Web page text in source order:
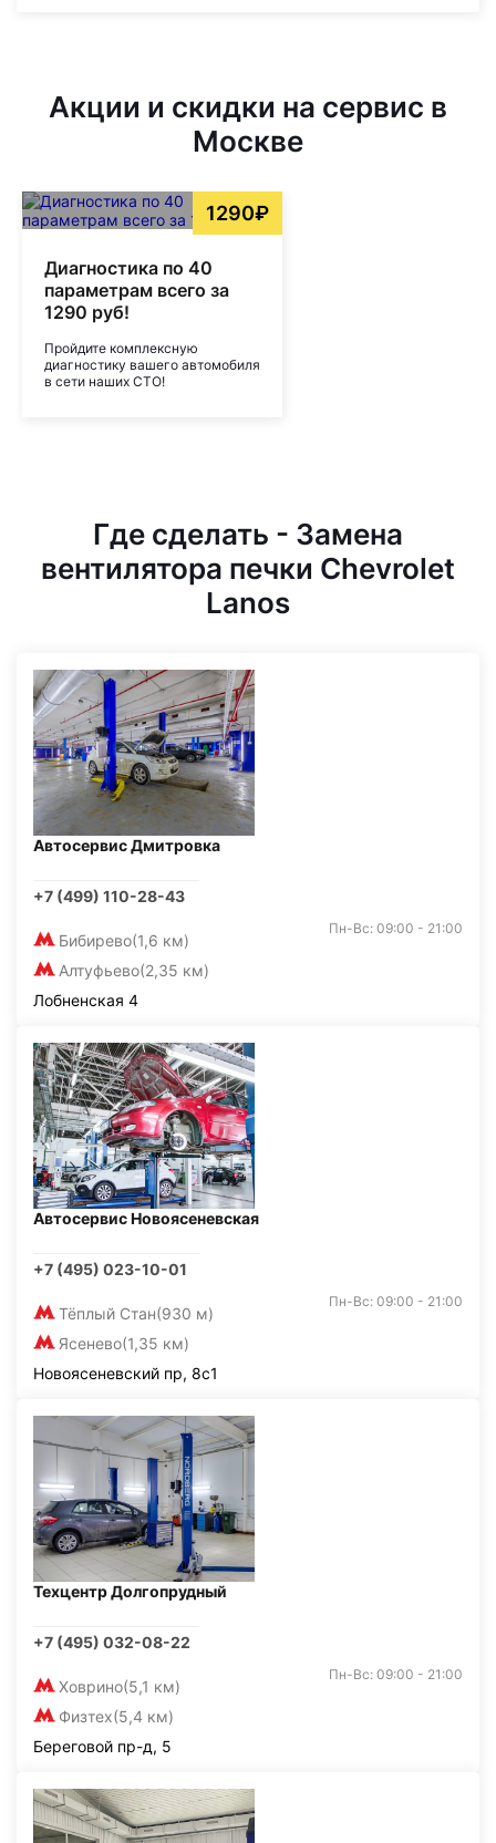
Акции и скидки на сервис в
Москве
1290₽
Диагностика по 40
параметрам всего за
1290 руб!
Пройдите комплексную
диагностику вашего автомобиля
в сети наших СТО!
Где сделать - Замена
вентилятора печки Chevrolet
Lanos
Автосервис Дмитровка
+7 (499) 110-28-43
Бибирево(1,6 км)
Алтуфьево(2,35 км)
Пн-Вс: 09:00 - 21:00
Лобненская 4
Автосервис Новоясеневская
+7 (495) 023-10-01
Тёплый Стан(930 м)
Ясенево(1,35 км)
Пн-Вс: 09:00 - 21:00
Новоясеневский пр, 8с1
Техцентр Долгопрудный
+7 (495) 032-08-22
Ховрино(5,1 км)
Физтех(5,4 км)
Пн-Вс: 09:00 - 21:00
Береговой пр-д, 5